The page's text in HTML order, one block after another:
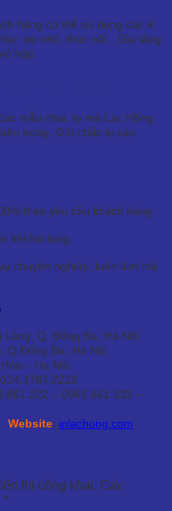
hàng có thể sử dụng các kĩ
ép nhũ, thúc nổi…Gia tăng
hộp.
mẫu chai, lọ mà Lạc Hồng
trong. Giữ chắc lọ sản
theo yêu cầu khách hàng.
khi hài lòng.
chuyên nghiệp, luôn làm hài
Láng, Q. Đống Đa, Hà Nội
Q.Đống Đa, Hà Nội.
– Hà Nội.
– 0965.861.333 –
Website: inlachong.com
thị công khai. Các
*